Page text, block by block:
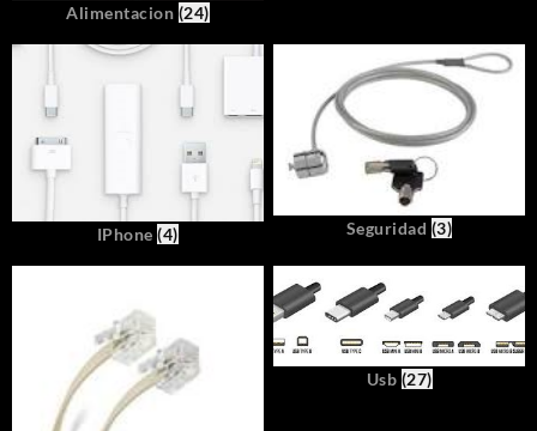
Alimentacion (24)
IPhone(4) Seguridad (3)
Usb (27)